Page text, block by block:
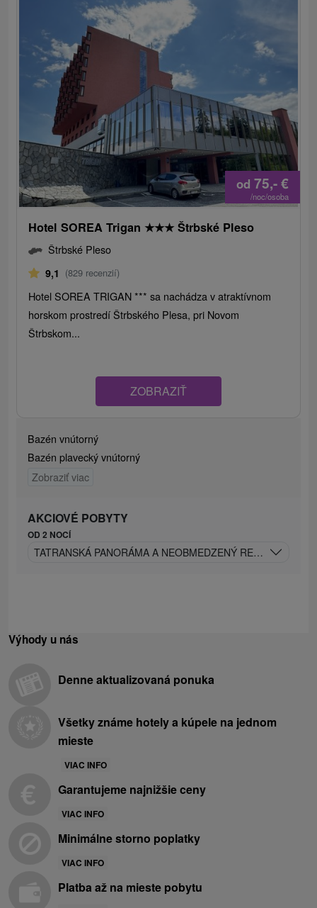
od 75,-€
/noc/osoba
Hotel SOREA Trigan ★★★ Štrbské Pleso
Štrbské Pleso
9,1 (829 recenzií)
Hotel SOREA TRIGAN *** sa nachádza v atraktívnom
horskom prostredí Štrbského Plesa, pri Novom
Štrbskom...
ZOBRAZIŤ
Bazén vnútorný
Bazén plavecký vnútorný
Zobraziť viac
AKCIOVÉ POBYTY
OD 2 NOCÍ
TATRANSKÁ PANORÁMA A NEOBMEDZENÝ RELAX NA
Výhody u nás
Denne aktualizovaná ponuka
Všetky známe hotely a kúpele na jednom
mieste
VIAC INFO
Garantujeme najnižšie ceny
VIAC INFO
Minimálne storno poplatky
VIAC INFO
Platba až na mieste pobytu